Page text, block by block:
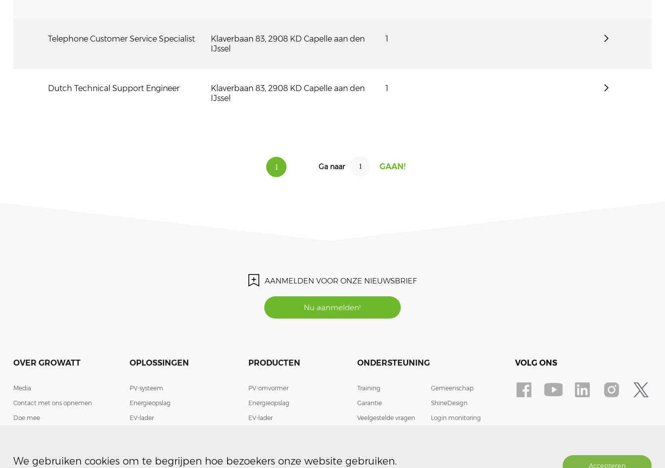
Telephone Customer Service Specialist
Klaverbaan 83, 2908 KD Capelle aan den
IJssel
1
Dutch Technical Support Engineer
Klaverbaan 83, 2908 KD Capelle aan den
IJssel
1
1 Ga naar
AANMELDEN VOOR ONZE NIEUWSBRIEF
Nu aanmelden!
OVER GROWATT
Media
Contact met ons opnemen
Doe mee
OPLOSSINGEN
PV-systeem
Energieopslag
EV-lader
PRODUCTEN
PV-omvormer
Energieopslag
EV-lader
ONDERSTEUNING
Training
Garantie
Veelgestelde vragen
Gemeenschap
ShineDesign
Login monitoring
VOLG ONS
We gebruiken cookies om te begrijpen hoe bezoekers onze website gebruiken. Accepteren